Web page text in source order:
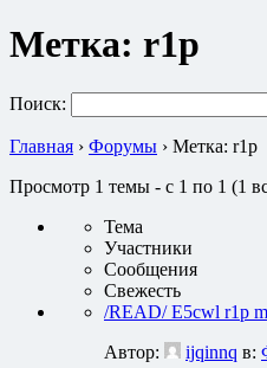
Метка: r1p
Поиск:
Главная › Форумы › Метка: r1p
Просмотр 1 темы - с 1 по 1 (1
Тема
Участники
Сообщения
Свежесть
/READ/ E5cwl r1p
Автор:
ijqinnq в: